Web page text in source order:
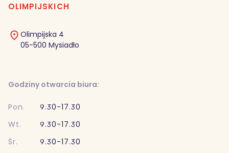
OLIMPIJSKICH
Olimpijska 4
05-500 Mysiadło
Godziny otwarcia biura:
Pon.
9.30-17.30
Wt.
9.30-17.30
Śr.
9.30-17.30